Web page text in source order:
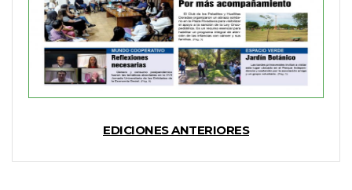
EDICIONES ANTERIORES